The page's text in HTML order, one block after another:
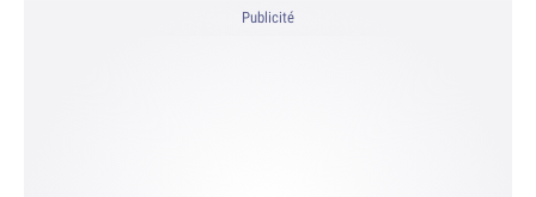
Publicité